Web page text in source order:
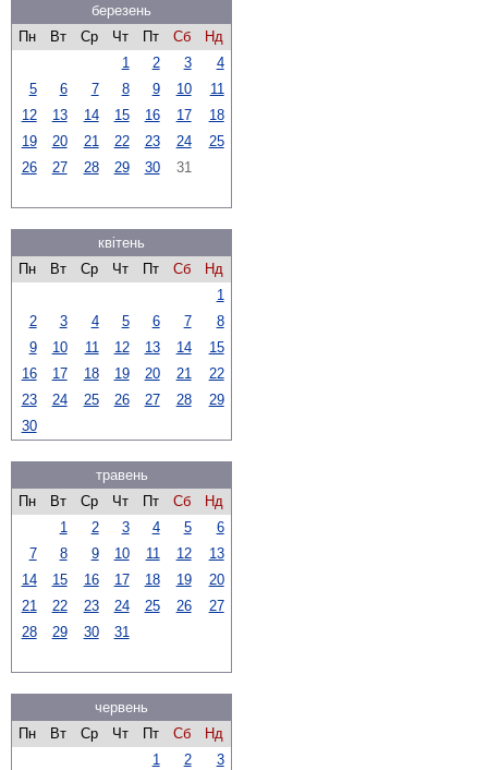
березень
Пн
Вт Ср Чт Пт Сб
Нд
1
2 3
4
5
6 7 8 9 10
11
12
13 14 15 16 17
18
19
20 21 22 23 24
25
26
27 28 29 30 31
квітень
Пн
Вт Ср Чт Пт Сб
Нд
1
2
3 4 5 6 7
8
9
10 11 12 13 14
15
16
17 18 19 20 21
22
23
24 25 26 27 28
29
30
травень
Пн
Вт Ср Чт Пт Сб
Нд
1
2 3 4 5
6
7
8 9 10 11 12
13
14
15 16 17 18 19
20
21
22 23 24 25 26
27
28
29 30 31
червень
Пн
Вт Ср Чт Пт Сб
Нд
1
2
3